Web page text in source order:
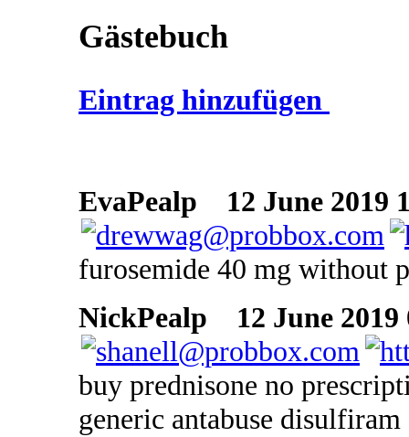
Gästebuch
Eintrag hinzufügen
EvaPealp 12 June 2019
furosemide 40 mg without
NickPealp
12 June 2019
buy prednisone no
generic antabuse disulfiram